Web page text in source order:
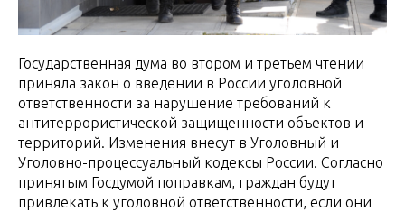
Государственная дума во втором и третьем чтении
приняла закон о введении в России уголовной
ответственности за нарушение требований к
антитеррористической защищенности объектов и
территорий. Изменения внесут в Уголовный и
Уголовно-процессуальный кодексы России. Согласно
принятым Госдумой поправкам, граждан будут
привлекать к уголовной ответственности, если они